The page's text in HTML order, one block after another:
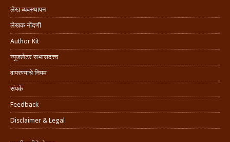
लेख व्यवस्थापन
लेखक नोंदणी
Author Kit
न्यूजलेटर सभासदत्त्व
वापरण्याचे नियम
संपर्क
Feedback
Disclaimer & Legal